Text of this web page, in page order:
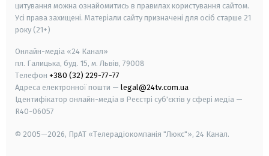
цитування можна ознайомитись в правилах користування сайтом.
Усі права захищені. Матеріали сайту призначені для осіб старше 21
року (21+)
Онлайн-медіа «24 Канал»
пл. Галицька, буд. 15, м. Львів, 79008
Телефон +380 (32) 229-77-77
Адреса електронної пошти — legal@24tv.com.ua
Ідентифікатор онлайн-медіа в Реєстрі суб'єктів у сфері медіа —
R40-06057
© 2005—2026, ПрАТ «Телерадіокомпанія "Люкс"», 24 Канал.